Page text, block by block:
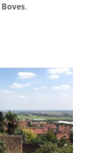
Boves.